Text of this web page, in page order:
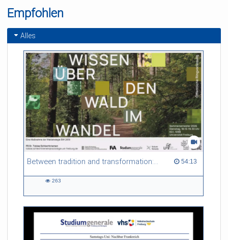
Empfohlen
Alles
Between tradition and transformation: how owners, advisers and institutions co-create knowledge for resilient forests in Europe 54:13
54:13 duration
263